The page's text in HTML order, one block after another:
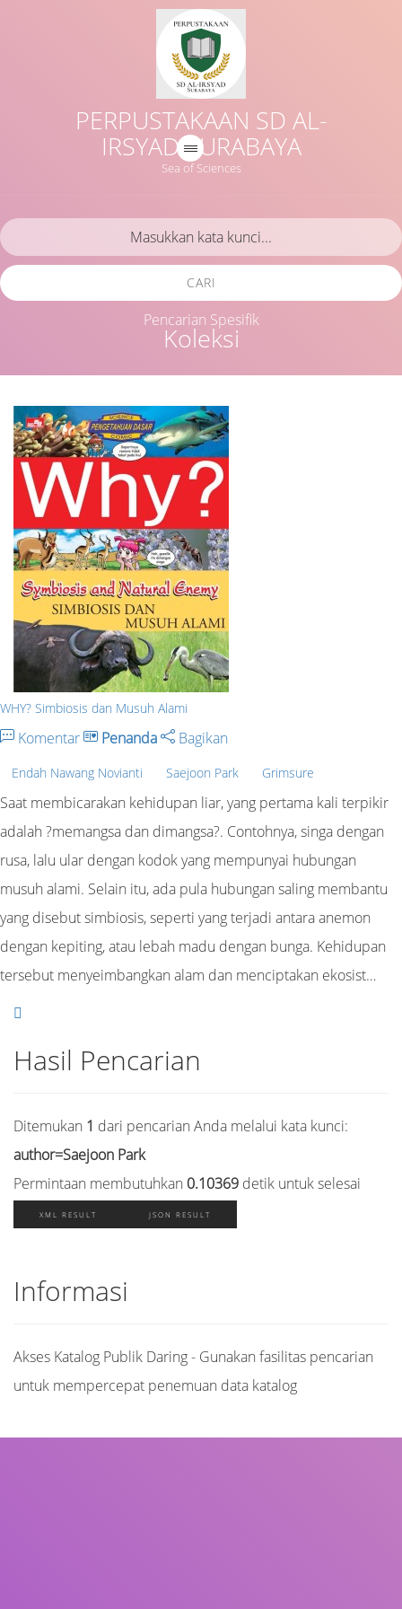
PERPUSTAKAAN SD AL-
IRSYAD SURABAYA
Sea of Sciences
Koleksi
CARI
Pencarian Spesifik
WHY? Simbiosis dan Musuh Alami
Komentar Penanda Bagikan
Endah Nawang Novianti Saejoon Park Grimsure
Saat membicarakan kehidupan liar, yang pertama kali terpikir
adalah ?memangsa dan dimangsa?. Contohnya, singa dengan
rusa, lalu ular dengan kodok yang mempunyai hubungan
musuh alami. Selain itu, ada pula hubungan saling membantu
yang disebut simbiosis, seperti yang terjadi antara anemon
dengan kepiting, atau lebah madu dengan bunga. Kehidupan
tersebut menyeimbangkan alam dan menciptakan ekosist…
Hasil Pencarian
Ditemukan 1 dari pencarian Anda melalui kata kunci:
author=Saejoon Park
Permintaan membutuhkan 0.10369 detik untuk selesai
XML RESULT JSON RESULT
Informasi
Akses Katalog Publik Daring - Gunakan fasilitas pencarian
untuk mempercepat penemuan data katalog